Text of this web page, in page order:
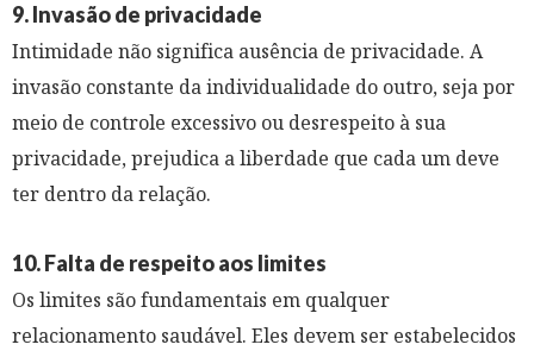
9. Invasão de privacidade
Intimidade não significa ausência de privacidade. A
invasão constante da individualidade do outro, seja por
meio de controle excessivo ou desrespeito à sua
privacidade, prejudica a liberdade que cada um deve
ter dentro da relação.
10. Falta de respeito aos limites
Os limites são fundamentais em qualquer
relacionamento saudável. Eles devem ser estabelecidos